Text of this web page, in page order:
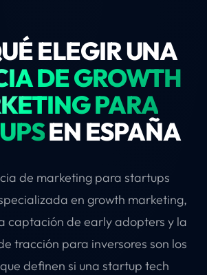
ELEGIR UNA
DE GROWTH
PARA
EN ESPAÑA
de marketing para startups
en growth marketing,
captación de early adopters y la
tracción para inversores son los
definen si una startup tech